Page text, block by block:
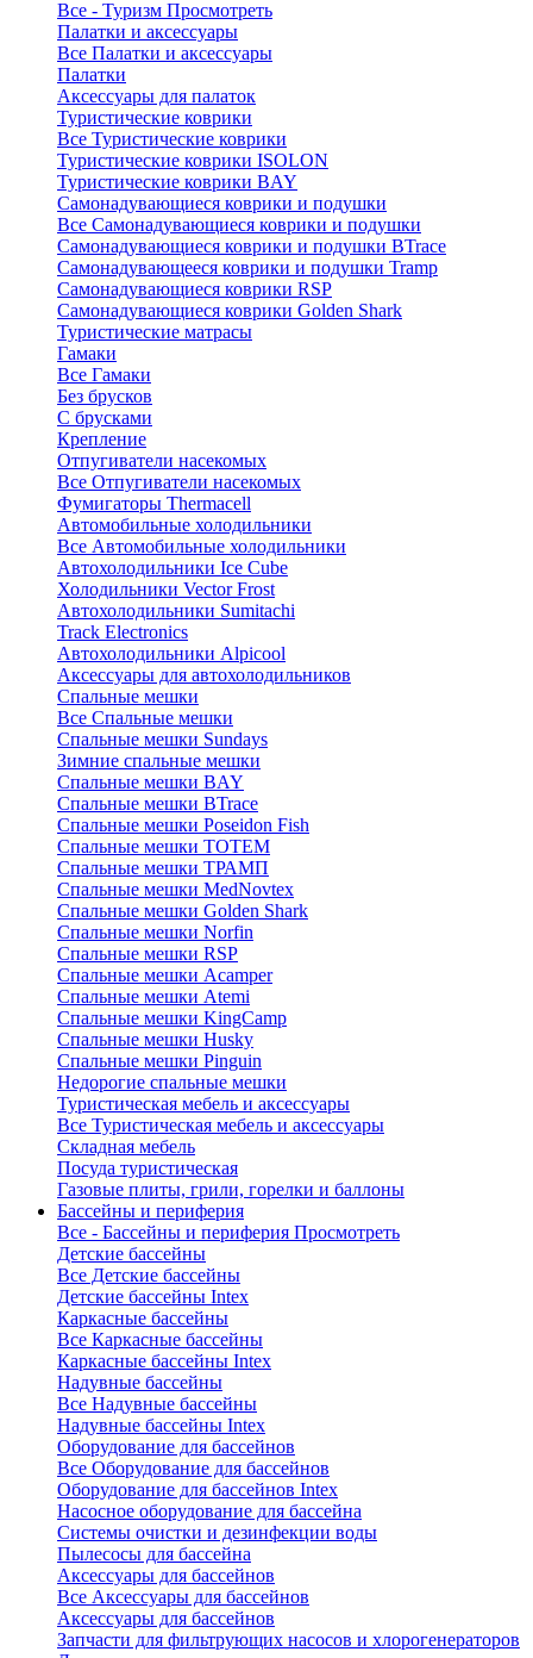
Все - Туризм Просмотреть
Палатки и аксессуары
Все Палатки и аксессуары
Палатки
Аксессуары для палаток
Туристические коврики
Все Туристические коврики
Туристические коврики ISOLON
Туристические коврики BAY
Самонадувающиеся коврики и подушки
Все Самонадувающиеся коврики и подушки
Самонадувающиеся коврики и подушки BTrace
Самонадувающееся коврики и подушки Tramp
Самонадувающиеся коврики RSP
Самонадувающиеся коврики Golden Shark
Туристические матрасы
Гамаки
Все Гамаки
Без брусков
С брусками
Крепление
Отпугиватели насекомых
Все Отпугиватели насекомых
Фумигаторы Thermacell
Автомобильные холодильники
Все Автомобильные холодильники
Автохолодильники Ice Cube
Холодильники Vector Frost
Автохолодильники Sumitachi
Track Electronics
Автохолодильники Alpicool
Аксессуары для автохолодильников
Спальные мешки
Все Спальные мешки
Спальные мешки Sundays
Зимние спальные мешки
Спальные мешки BAY
Спальные мешки BTrace
Спальные мешки Poseidon Fish
Спальные мешки ТОТЕМ
Спальные мешки ТРАМП
Cпальные мешки MedNovtex
Спальные мешки Golden Shark
Спальные мешки Norfin
Спальные мешки RSP
Спальные мешки Acamper
Спальные мешки Atemi
Спальные мешки KingCamp
Спальные мешки Husky
Спальные мешки Pinguin
Недорогие спальные мешки
Туристическая мебель и аксессуары
Все Туристическая мебель и аксессуары
Складная мебель
Посуда туристическая
Газовые плиты, грили, горелки и баллоны
Бассейны и периферия
Все - Бассейны и периферия Просмотреть
Детские бассейны
Все Детские бассейны
Детские бассейны Intex
Каркасные бассейны
Все Каркасные бассейны
Каркасные бассейны Intex
Надувные бассейны
Все Надувные бассейны
Надувные бассейны Intex
Оборудование для бассейнов
Все Оборудование для бассейнов
Оборудование для бассейнов Intex
Насосное оборудование для бассейна
Системы очистки и дезинфекции воды
Пылесосы для бассейна
Аксессуары для бассейнов
Все Аксессуары для бассейнов
Аксессуары для бассейнов
Запчасти для фильтрующих насосов и хлорогенераторов